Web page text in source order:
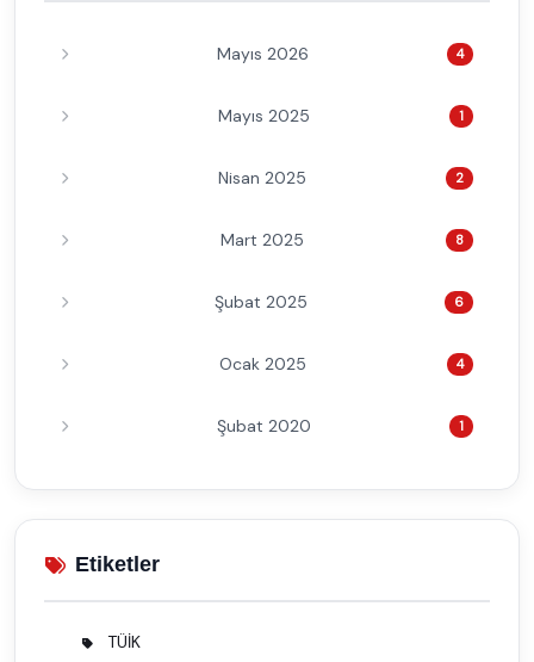
Mayıs 2026 4
Mayıs 2025 1
Nisan 2025 2
Mart 2025 8
Şubat 2025 6
Ocak 2025 4
Şubat 2020 1
Etiketler
TÜİK